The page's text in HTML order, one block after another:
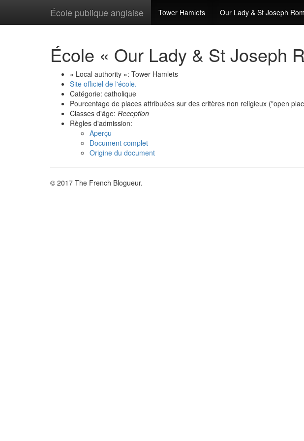
École publique anglaise Tower Hamlets Our Lady & St Joseph
École « Our Lady & St Joseph
« Local authority »: Tower Hamlets
Site officiel de l'école.
Catégorie: catholique
Pourcentage de places attribuées sur des critères non religieux ("open
Classes d'âge: Reception
Règles d'admission:
Aperçu
Document complet
Origine du document
© 2017 The French Blogueur.